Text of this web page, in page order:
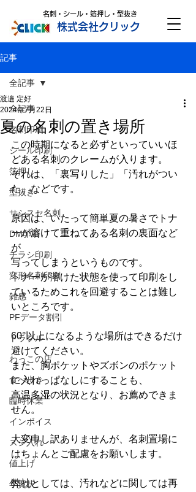
株式会社クリック
名刺・シール・箔押し・型抜き
記事
全記事
名刺印刷
シール印刷
箔押し
型抜き
サシスセ名刺
DM印刷
チラシ印刷
変形名刺印刷
雑感
PFデータ割引
トラブル
わっこの店
食べ歩き
臨時休業
インボイス
スジ入れ
値上げ
年賀状
全記事
夏の名刺の置き場所
渡邉 定好
2024年7月22日
この時期になると必ずといっていいほ
どある名刺のクレームが入ります。
それは、「裏写りした」「汚れがつい
た」などです。
原因は、いたって簡単夏の暑さでトナ
ーが溶けて重ねてある名刺の裏面など
が
写ってしまうというものです。
トナーが溶けた状態を使って印刷をし
ているためこれを回避することは難し
いところです。
60°以上になるような場所はできるだけ
避けてください。
また、胸ポケットやズボンのポケット
に入れっぱなしにすることも、
高温多湿の状況となり、お薦めできま
せん。
大変申し訳ありませんが、名刺置場に
はちょんとご配慮をお願いします。
弊社としては、汚れなどに関しては再